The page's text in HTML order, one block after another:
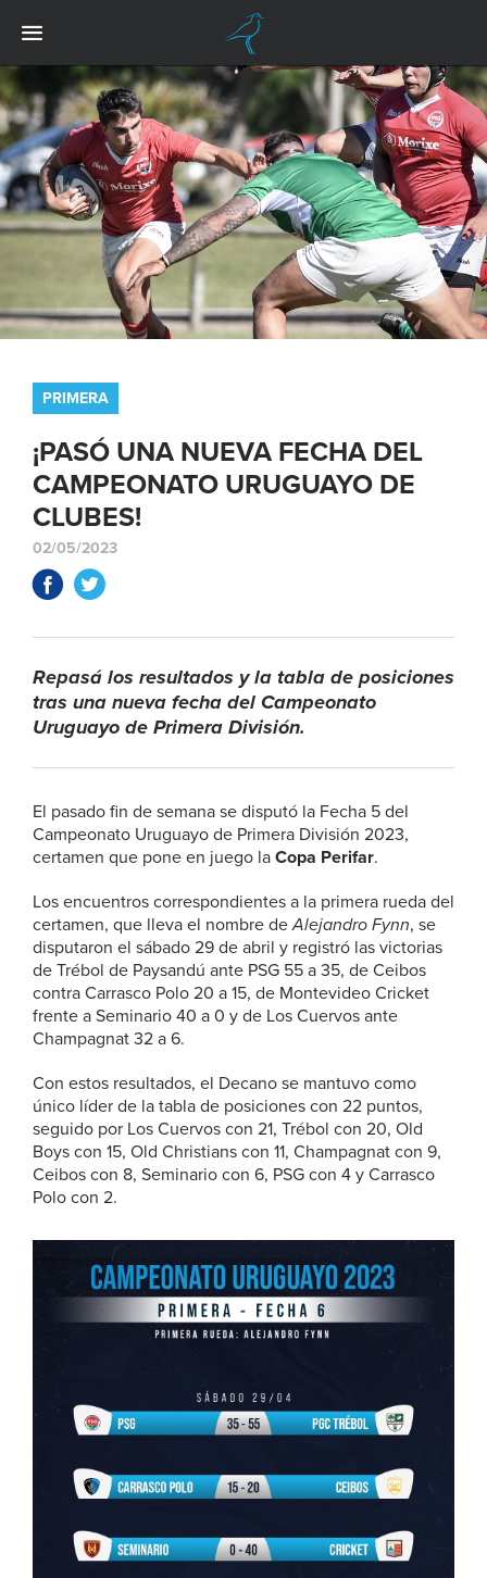
PRIMERA
¡PASÓ UNA NUEVA FECHA DEL
CAMPEONATO URUGUAYO DE
CLUBES!
02/05/2023
Repasá los resultados y la tabla de posiciones
tras una nueva fecha del Campeonato
Uruguayo de Primera División.
El pasado fin de semana se disputó la Fecha 5 del
Campeonato Uruguayo de Primera División 2023,
certamen que pone en juego la Copa Perifar.
Los encuentros correspondientes a la primera rueda del
certamen, que lleva el nombre deAlejandro Fynn, se
disputaron el sábado 29 de abril y registró las victorias
de Trébol de Paysandú ante PSG 55 a 35, de Ceibos
contra Carrasco Polo 20 a 15, de Montevideo Cricket
frente a Seminario 40 a 0 y de Los Cuervos ante
Champagnat 32 a 6.
Con estos resultados, el Decano se mantuvo como
único líder de la tabla de posiciones con 22 puntos,
seguido por Los Cuervos con 21, Trébol con 20, Old
Boys con 15, Old Christians con 11, Champagnat con 9,
Ceibos con 8, Seminario con 6, PSG con 4 y Carrasco
Polo con 2.